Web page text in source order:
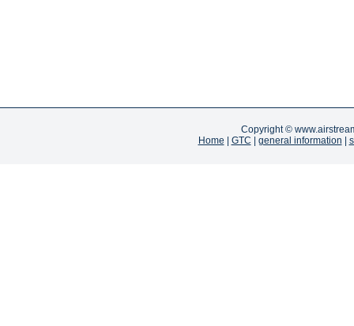
Copyright ©
Home
GTC general information